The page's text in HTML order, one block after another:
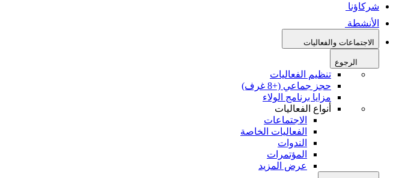
شركاؤنا
الأنشطة
الاجتماعات والفعاليات
الرجوع
تنظيم الفعاليات
حجز جماعي (+8 غرف)
مزايا برنامج الولاء
أنواع الفعاليات
الاجتماعات
الفعاليات الخاصة
الندوات
المؤتمرات
عرض المزيد